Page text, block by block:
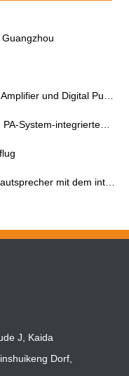
Public Address Amplifier
integrierten Verstärkers
integrierten PA-Systemverstärker?
J, Kaida
Dorf,